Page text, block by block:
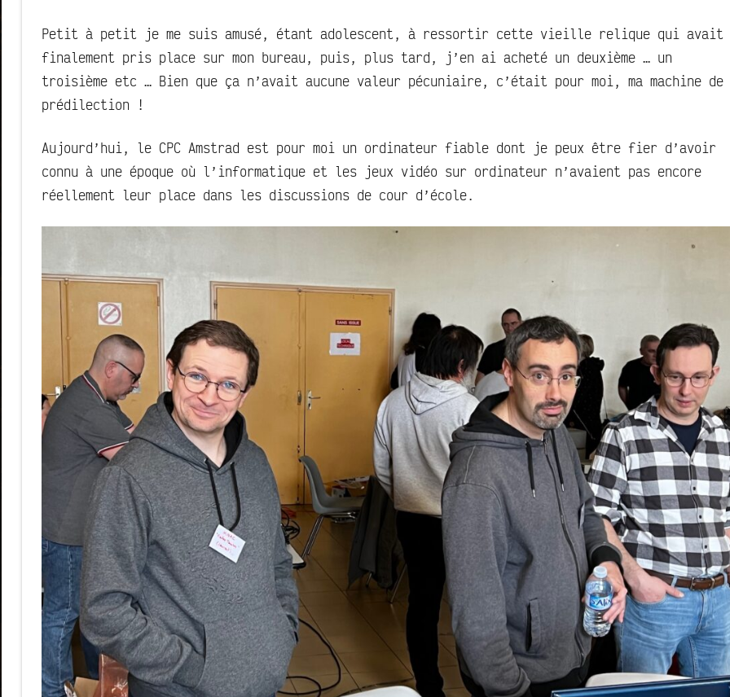
Petit à petit je me suis amusé, étant adolescent, à ressortir cette vieille relique qui avait
finalement pris place sur mon bureau, puis, plus tard, j’en ai acheté un deuxième … un
troisième etc … Bien que ça n’avait aucune valeur pécuniaire, c’était pour moi, ma machine de
prédilection !
Aujourd’hui, le CPC Amstrad est pour moi un ordinateur fiable dont je peux être fier d’avoir
connu à une époque où l’informatique et les jeux vidéo sur ordinateur n’avaient pas encore
réellement leur place dans les discussions de cour d’école.